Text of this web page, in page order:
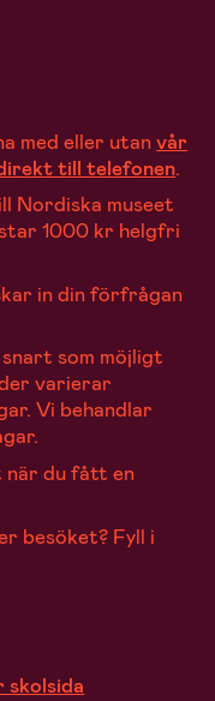
med eller utanvår
till telefonen
Nordiska museet
1000 kr helgfri
in din förfrågan
som möjligt
varierar
Vi behandlar
när du fått en
besöket? Fyll i
skolsida